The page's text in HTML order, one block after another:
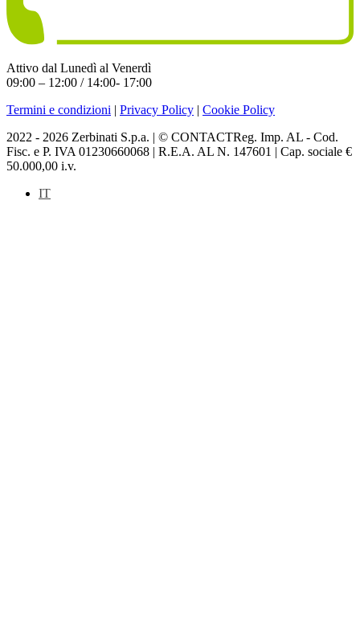
Attivo dal Lunedì al Venerdì
09:00 – 12:00 / 14:00- 17:00
Termini e condizioni | Privacy Policy | Cookie Policy
2022 - 2026 Zerbinati S.p.a. | © CONTACTReg. Imp. AL - Cod.
Fisc. e P. IVA 01230660068 | R.E.A. AL N. 147601 | Cap. sociale €
50.000,00 i.v.
IT